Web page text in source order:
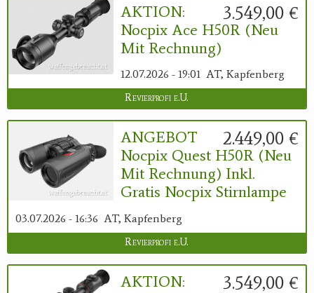
3.549,00 €
AKTION:
Nocpix Ace H50R (neu
Mit Rechnung)
12.07.2026 - 19:01 AT, Kapfenberg
Revierprofi e.U.
2.449,00 €
ANGEBOT
Nocpix Quest H50R (neu
Mit Rechnung) Inkl.
Gratis Nocpix Stirnlampe
03.07.2026 - 16:36 AT, Kapfenberg
Revierprofi e.U.
3.549,00 €
AKTION: